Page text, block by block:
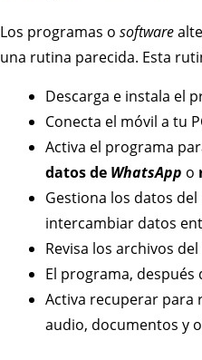
Los programas o software
una rutina parecida. Esta
Descarga e instala el
Conecta el móvil a tu
Activa el programa
datos de WhatsApp o
Gestiona los datos
intercambiar datos
Revisa los archivos
El programa,
Activa recuperar para
audio, documentos y